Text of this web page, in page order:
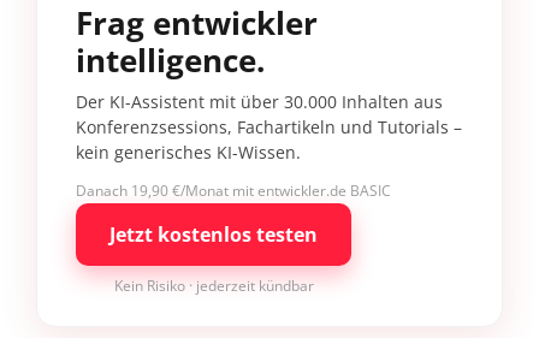
Frag entwickler
intelligence.
Der KI-Assistent mit über 30.000 Inhalten aus
Konferenzsessions, Fachartikeln und Tutorials –
kein generisches KI-Wissen.
Danach 19,90 €/Monat mit entwickler.de BASIC
Jetzt kostenlos testen
Kein Risiko · jederzeit kündbar